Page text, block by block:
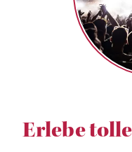
Erlebe